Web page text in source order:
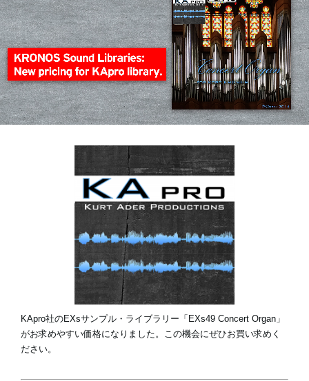
Support
Store Locator
News
Location
Social Media
About KORG
KApro社のEXsサンプル・ライブラリー「EXs49 Concert Organ」
がお求めやすい価格になりました。この機会にぜひお買い求めく
ださい。